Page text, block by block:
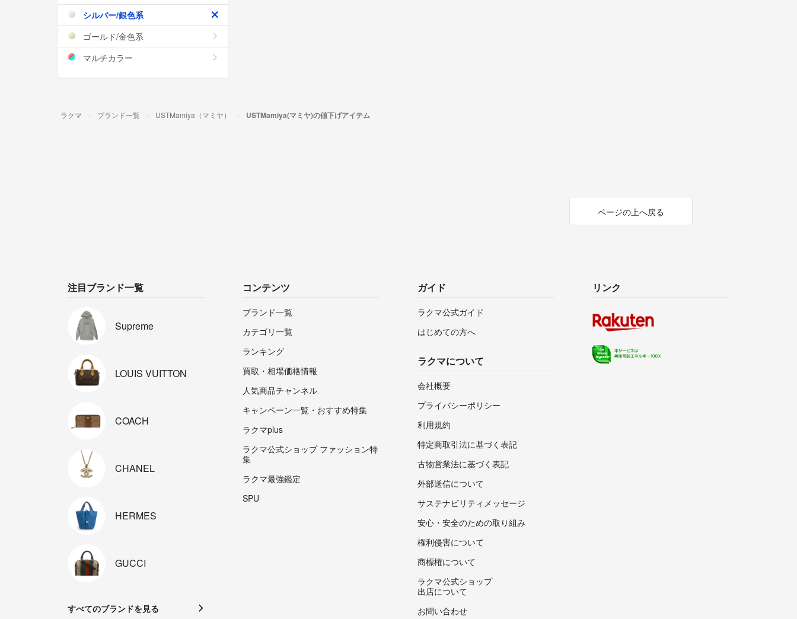
シルバー/銀色系
ゴールド/金色系
マルチカラー
ラクマ ブランド一覧 USTMamiya（マミヤ） USTMamiya(マミヤ)の値下げアイテム
ページの上へ戻る
注目ブランド一覧
Supreme
LOUIS VUITTON
COACH
CHANEL
HERMES
GUCCI
すべてのブランドを見る
コンテンツ
ブランド一覧
カテゴリ一覧
ランキング
買取・相場価格情報
人気商品チャンネル
キャンペーン一覧・おすすめ特集
ラクマplus
ラクマ公式ショップ ファッション特
集
ラクマ最強鑑定
SPU
ガイド
ラクマ公式ガイド
はじめての方へ
ラクマについて
会社概要
プライバシーポリシー
利用規約
特定商取引法に基づく表記
古物営業法に基づく表記
外部送信について
サステナビリティメッセージ
安心・安全のための取り組み
権利侵害について
商標権について
ラクマ公式ショップ
出店について
お問い合わせ
リンク